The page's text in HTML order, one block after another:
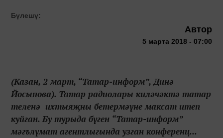
Бүлешү:
Автор
5 марта 2018 - 07:00
(Казан, 2 март, “Татар-информ”, Динә
Йосыпова). Татар радиолары киләчәктә татар
теленә ихтыяҗны бетермәүне максат итеп
куйган. Бу турыда бүген “Татар-информ”
мәгълүмат агентлыгында узган конференц...